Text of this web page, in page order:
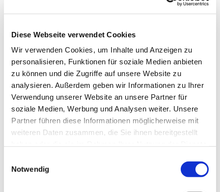
Diese Webseite verwendet Cookies
Wir verwenden Cookies, um Inhalte und Anzeigen zu
personalisieren, Funktionen für soziale Medien anbieten
zu können und die Zugriffe auf unsere Website zu
analysieren. Außerdem geben wir Informationen zu Ihrer
Verwendung unserer Website an unsere Partner für
soziale Medien, Werbung und Analysen weiter. Unsere
Partner führen diese Informationen möglicherweise mit
weiteren Daten zusammen, die Sie ihnen bereitgestellt
Notwendig
Klüschenberg, Katholischer Berg,